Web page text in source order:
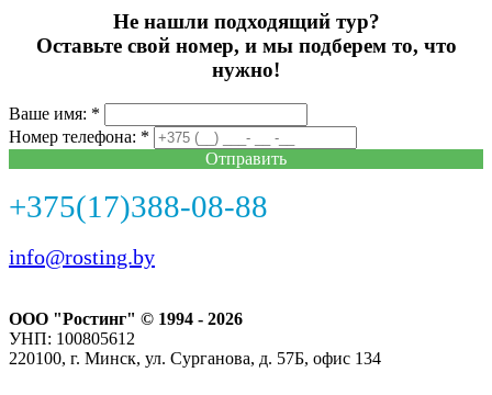
Не нашли подходящий тур?
Оставьте свой номер, и мы подберем то, что
нужно!
Ваше имя: *
Номер телефона: *
Отправить
+375(17)388-08-88
info@rosting.by
ООО "Ростинг" © 1994 - 2026
УНП: 100805612
220100, г. Минск, ул. Сурганова, д. 57Б, офис 134